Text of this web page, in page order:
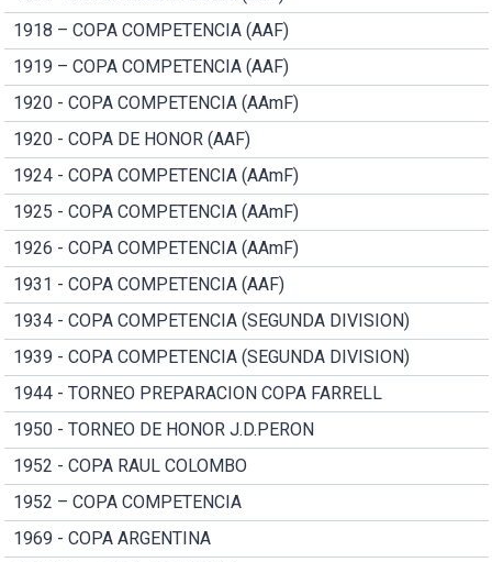
1918 – COPA COMPETENCIA (AAF)
1919 – COPA COMPETENCIA (AAF)
1920 - COPA COMPETENCIA (AAmF)
1920 - COPA DE HONOR (AAF)
1924 - COPA COMPETENCIA (AAmF)
1925 - COPA COMPETENCIA (AAmF)
1926 - COPA COMPETENCIA (AAmF)
1931 - COPA COMPETENCIA (AAF)
1934 - COPA COMPETENCIA (SEGUNDA DIVISION)
1939 - COPA COMPETENCIA (SEGUNDA DIVISION)
1944 - TORNEO PREPARACION COPA FARRELL
1950 - TORNEO DE HONOR J.D.PERON
1952 - COPA RAUL COLOMBO
1952 – COPA COMPETENCIA
1969 - COPA ARGENTINA